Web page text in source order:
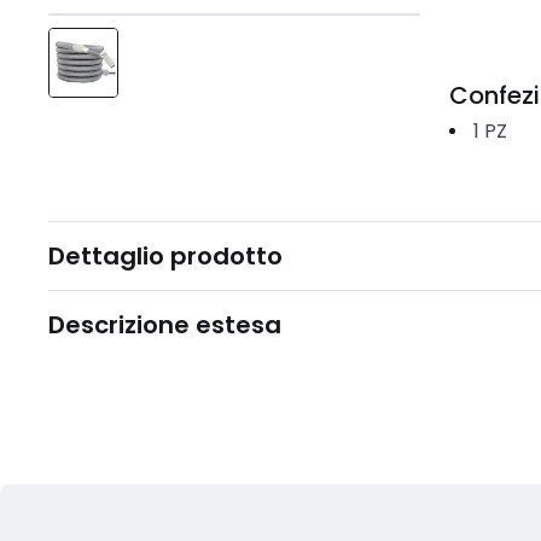
1 PZ
Dettaglio prodotto
Descrizione estesa